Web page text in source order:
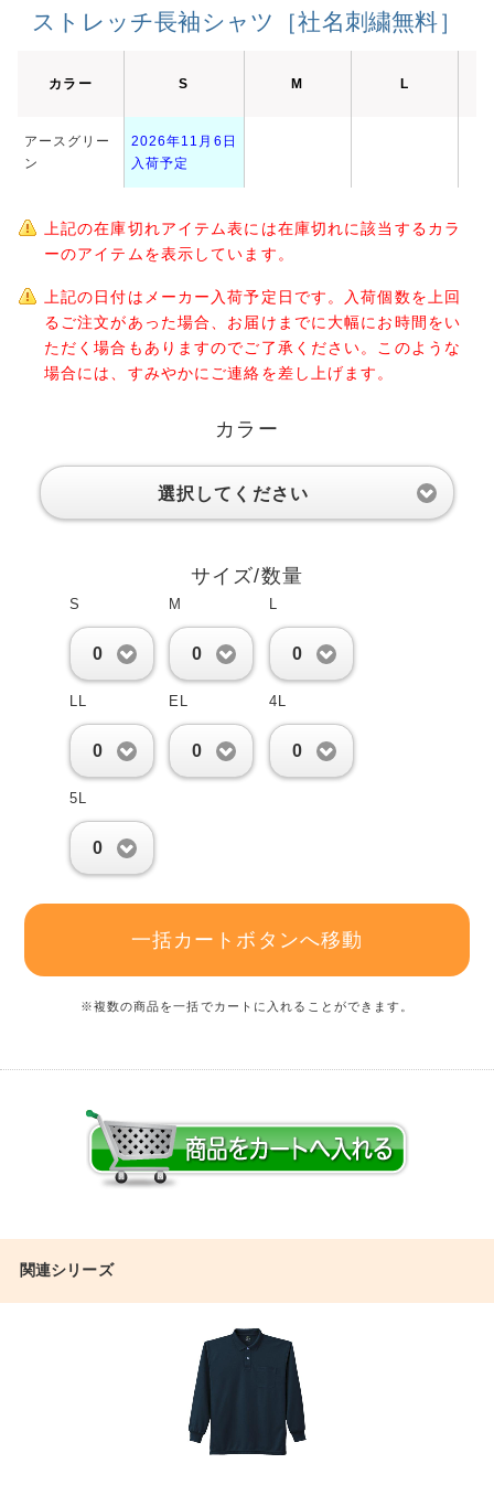
ストレッチ長袖シャツ［社名刺繍無料］
カラー S M L
アースグリー
ン
2026年11月6日
入荷予定
上記の在庫切れアイテム表には在庫切れに該当するカラ
ーのアイテムを表示しています。
上記の日付はメーカー入荷予定日です。入荷個数を上回
るご注文があった場合、お届けまでに大幅にお時間をい
ただく場合もありますのでご了承ください。このような
場合には、すみやかにご連絡を差し上げます。
カラー
選択してください
サイズ/数量
S
0
M
0
L
0
LL
0
EL
0
4L
0
5L
0
一括カートボタンへ移動
※複数の商品を一括でカートに入れることができます。
関連シリーズ